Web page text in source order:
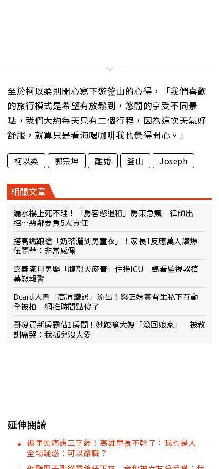
至於柯以柔則開心寫下遊釜山的心得，「我們喜歡
的旅行模式是希望有放鬆到，悠閒的享受不同景
點，我們大約每天只有二個行程，因為這次天氣好
舒服，就算只是看海喝咖啡我也覺得開心。」
柯以柔 郭宗坤 離婚 釜山 Joseph
相關文章
漏水樓上死不理！「房客怒退租」房東急瘋 律師出
招…惡鄰要負5大責任
搭高鐵踉蹌「奶茶灑到男童衣」！家長1反應萬人讚爆
伍麗華：非常感佩
嘉義滿月男嬰「腹部大瘀青」住進ICU 媽看監視器這
幕怒報警
Dcard大書「高清鐵證」流出！與正妹實習生私下互動
全被拍 網推時間點傻了
哥嫂買新房霸佔1房間！她跩嗆大嫂「滾回娘家」 被教
訓痛哭：我孤兒沒人愛
延伸閱讀
被里民痛譙三字經！高雄里長不幹了：我也是人
全場疑惑：可以辭職？